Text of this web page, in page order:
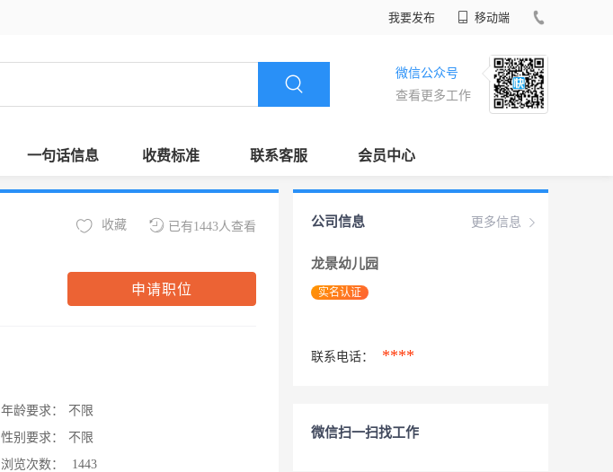
我要发布 移动端
微信公众号
查看更多工作
一句话信息 收费标准 联系客服 会员中心
已有1443人查看
收藏
申请职位
年龄要求：
不限
性别要求：
不限
浏览次数：
1443
更多信息
公司信息
龙景幼儿园
实名认证
联系电话： ****
微信扫一扫找工作